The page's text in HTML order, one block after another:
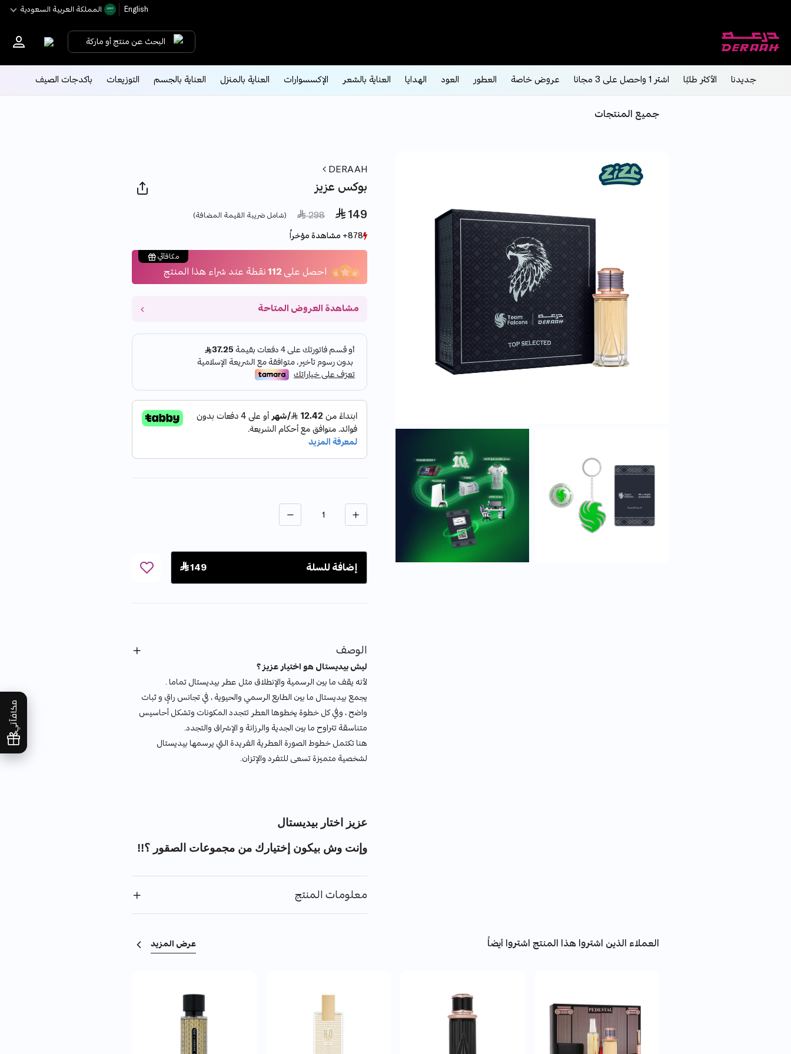
English اﻟﻤﻤﻠﻜﺔ اﻟﻌﺮﺑﻴﺔ اﻟﺴﻌﻮدﻳﺔ
البحث عن منتج أو ماركة
جديدنا الأكثر طلبًا اشتر 1 واحصل على 3 مجانا عروض خاصة العطور العود الهدايا العناية بالشعر الإكسسوارات العناية بالمنزل العناية بالجسم التوزيعات باكدجات الصيف
مكافآتي
جميع المنتجات
DERAAH
بوكس عزيز
 149
Price reduced from
 298
to (شامل ضريبة القيمة المضافة)
878+ مشاهدة مؤخراً
192+ بيع مؤخراً
878+ مشاهدة مؤخراً
192+ بيع مؤخراً
مكافآتي
احصل على112نقطة عند شراء هذا المنتج
مشاهدة العروض المتاحة
الكمية
إضافة للسلة  149
الوصف
ليش بيديستال هو اختيار عزيز ؟
لأنه يقف ما بين الرسمية والإنطلاق مثل عطر بيديستال تماما .
يجمع بيديستال ما بين الطابع الرسمي والحيوية ، في تجانس راقٍ و ثبات
واضح ، وفي كل خطوة يخطوها العطر تتجدد المكونات وتشكل أحاسيس
متناسقة تتراوح ما بين الجدية والرزانة و الإشراق والتجدد.
هنا تكتمل خطوط الصورة العطرية الفريدة التي يرسمها بيديستال
لشخصية متميزة تسعى للتفرد والإتزان.
عزيز اختار بيديستال
وإنت وش بيكون إختيارك من مجموعات الصقور ؟!!
معلومات المنتج
العملاء الذين اشتروا هذا المنتج اشتروا أيضاً عرض المزيد